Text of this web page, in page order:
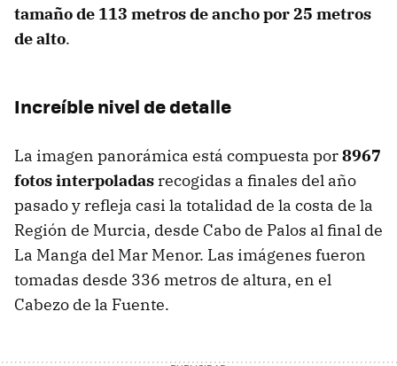
tamaño de 113 metros de ancho por 25 metros
de alto.
Increíble nivel de detalle
La imagen panorámica está compuesta por8967
fotos interpoladas recogidas a finales del año
pasado y refleja casi la totalidad de la costa de la
Región de Murcia, desde Cabo de Palos al final de
La Manga del Mar Menor. Las imágenes fueron
tomadas desde 336 metros de altura, en el
Cabezo de la Fuente.